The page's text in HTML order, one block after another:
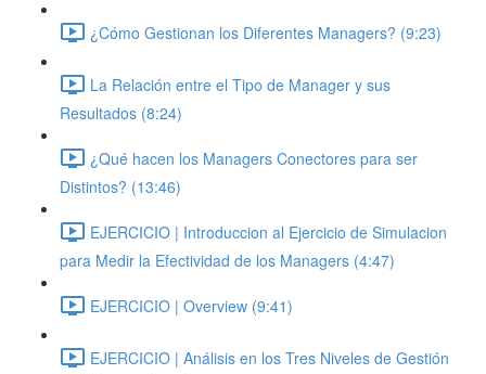
¿Cómo Gestionan los Diferentes Managers? (9:23)
La Relación entre el Tipo de Manager y sus
Resultados (8:24)
¿Qué hacen los Managers Conectores para ser
Distintos? (13:46)
EJERCICIO | Introduccion al Ejercicio de Simulacion
para Medir la Efectividad de los Managers (4:47)
EJERCICIO | Overview (9:41)
EJERCICIO | Análisis en los Tres Niveles de Gestión